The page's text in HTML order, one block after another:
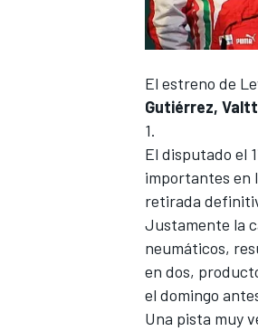
El estreno de
Gutiérrez,
1.
El disputado el
importantes en
retirada
Justamente la
neumáticos,
en dos,
el domingo
Una pista muy